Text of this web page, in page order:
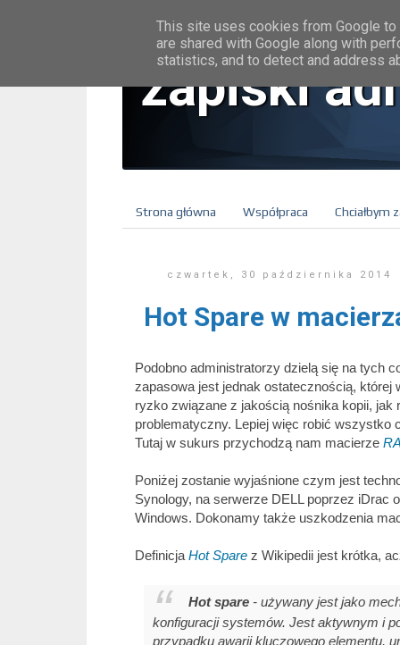
zapiski
Strona główna Współpraca Chciałbym
czwartek, 30 października 2014
Hot Spare w
Podobno administratorzy dzielą się na tych
zapasowa jest jednak ostatecznością,
ryzko związane z jakością nośnika kopii,
problematyczny. Lepiej więc robić
Tutaj w sukurs przychodzą nam macierze
Poniżej zostanie wyjaśnione czym jest
Synology, na serwerze DELL poprzez
Windows. Dokonamy także uszkodzenia
Definicja Hot Spare z Wikipedii jest krótka,
Hot spare - używany jest jako
konfiguracji systemów. Jest aktywnym i
przypadku awarii kluczowego elementu,
This site uses cookies from Google
are shared with Google along with
statistics, and to detect and address